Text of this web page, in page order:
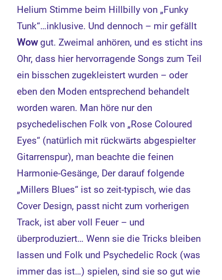
Helium Stimme beim Hillbilly von „Funky
Tunk“…inklusive. Und dennoch – mir gefällt
Wowgut. Zweimal anhören, und es sticht ins
Ohr, dass hier hervorragende Songs zum Teil
ein bisschen zugekleistert wurden – oder
eben den Moden entsprechend behandelt
worden waren. Man höre nur den
psychedelischen Folk von „Rose Coloured
Eyes“ (natürlich mit rückwärts abgespielter
Gitarrenspur), man beachte die feinen
Harmonie-Gesänge, Der darauf folgende
„Millers Blues“ ist so zeit-typisch, wie das
Cover Design, passt nicht zum vorherigen
Track, ist aber voll Feuer – und
überproduziert… Wenn sie die Tricks bleiben
lassen und Folk und Psychedelic Rock (was
immer das ist…) spielen, sind sie so gut wie